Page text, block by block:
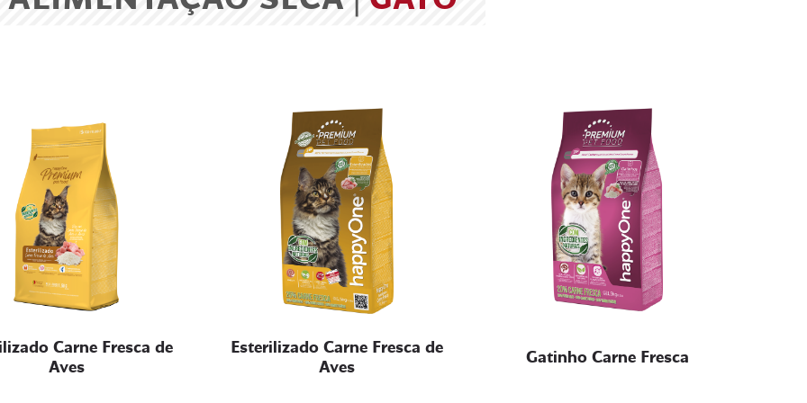
Carne Fresca de
Aves
Esterilizado Carne Fresca de
Aves
Gatinho Carne Fresca